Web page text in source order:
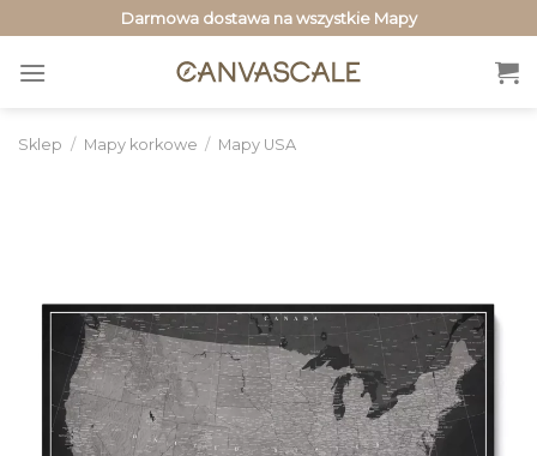
do
zawartości
Darmowa dostawa na wszystkie Mapy
Sklep / Mapy korkowe / Mapy USA